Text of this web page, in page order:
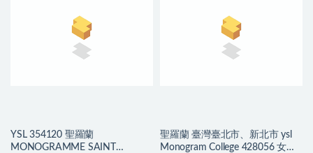
YSL 354120 聖羅蘭
MONOGRAMME SAINT
聖羅蘭 臺灣臺北市、新北市 ysl
Monogram College 428056 女包